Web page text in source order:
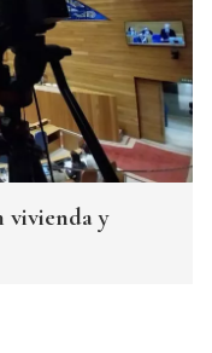
vivienda y